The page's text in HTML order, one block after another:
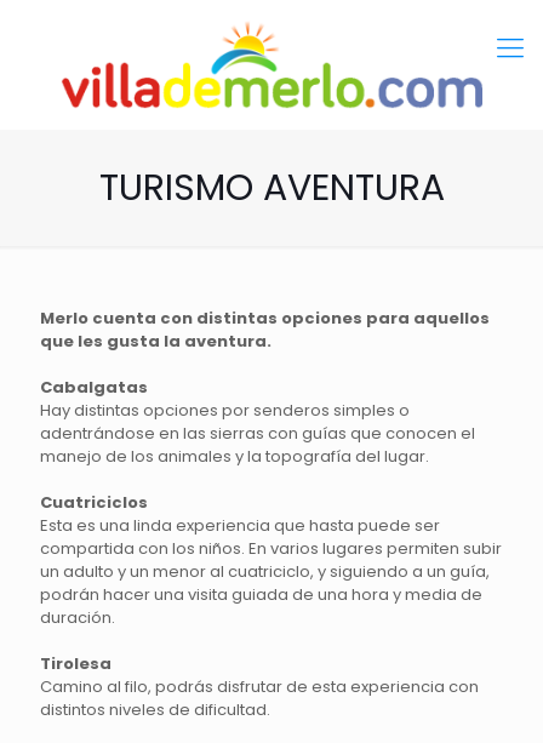
TURISMO AVENTURA
Merlo cuenta con distintas opciones para aquellos
que les gusta la aventura.
Cabalgatas
Hay distintas opciones por senderos simples o
adentrándose en las sierras con guías que conocen el
manejo de los animales y la topografía del lugar.
Cuatriciclos
Esta es una linda experiencia que hasta puede ser
compartida con los niños. En varios lugares permiten subir
un adulto y un menor al cuatriciclo, y siguiendo a un guía,
podrán hacer una visita guiada de una hora y media de
duración.
Tirolesa
Camino al filo, podrás disfrutar de esta experiencia con
distintos niveles de dificultad.